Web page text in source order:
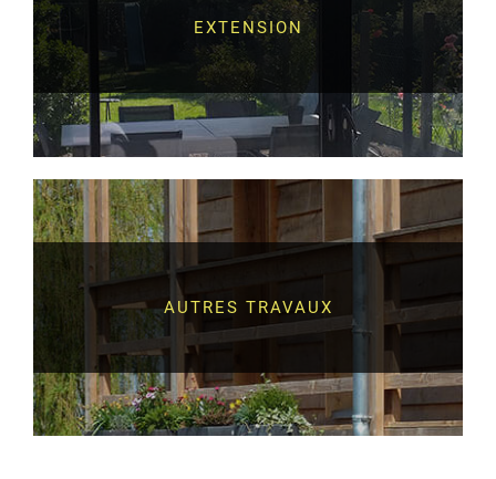
EXTENSION
AUTRES TRAVAUX